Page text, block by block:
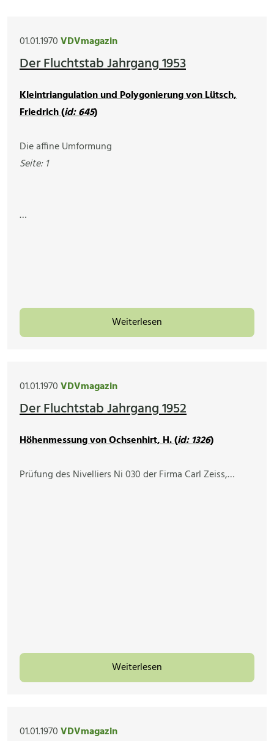
01.01.1970VDVmagazin
Der Fluchtstab Jahrgang 1953
Kleintriangulation und Polygonierung von Lütsch,
Friedrich (id: 645)
Die affine Umformung
Seite: 1
…
Weiterlesen
01.01.1970VDVmagazin
Der Fluchtstab Jahrgang 1952
Höhenmessung von Ochsenhirt, H. (id: 1326)
Prüfung des Nivelliers Ni 030 der Firma Carl Zeiss,…
Weiterlesen
01.01.1970VDVmagazin